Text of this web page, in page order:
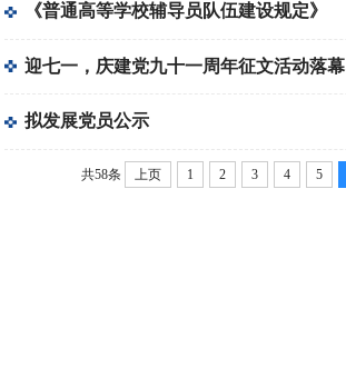
《普通高等学校辅导员队伍建设规定》
迎七一，庆建党九十一周年征文活动落幕
拟发展党员公示
共58条 上页 1 2 3 4 5